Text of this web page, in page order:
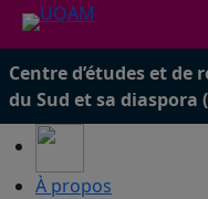
Centre d’études et de
du Sud et sa diaspora
À propos